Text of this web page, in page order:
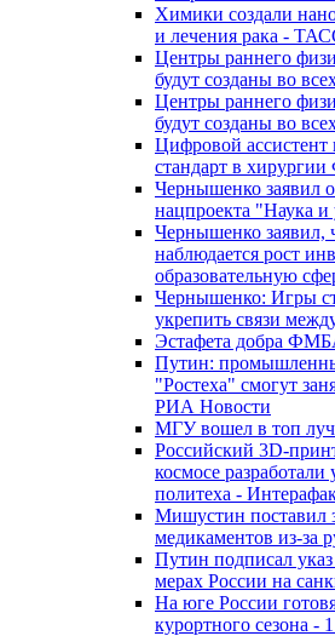
Химики создали
и лечения рака -
Центры раннего
будут созданы во
Центры раннего
будут созданы во
Цифровой
стандарт в
Чернышенко заявил
нацпроекта "Наука и
Чернышенко заявил,
наблюдается рост
образовательную
Чернышенко: Игры
укрепить связи
Эстафета добра
Путин:
"Ростеха" смогут
РИА Новости
МГУ вошел в топ
Российский 3D-
космосе
политеха -
Мишустин поставил
медикаментов из-за
Путин подписал
мерах России на
На юге России
курортного сезона -